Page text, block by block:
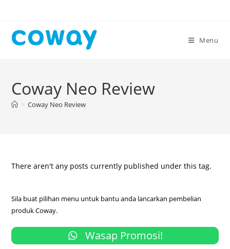
content
Menu
Coway Neo Review
> Coway Neo Review
There aren't any posts currently published under this tag.
Sila buat pilihan menu untuk bantu anda lancarkan pembelian
produk Coway.
Wasap Promosi!